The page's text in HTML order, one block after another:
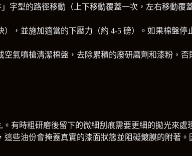
字型的路徑移動（上下移動覆蓋一次，左右移動覆
，並施加適當的下壓力（約 4-5 磅）。如果棉盤
氣噴槍清潔棉盤，去除累積的廢研磨劑和漆粉，
有時粗研磨後留下的微細刮痕需要更細的拋光來處
這些油份會掩蓋真實的漆面狀態並阻礙鍍膜的附著